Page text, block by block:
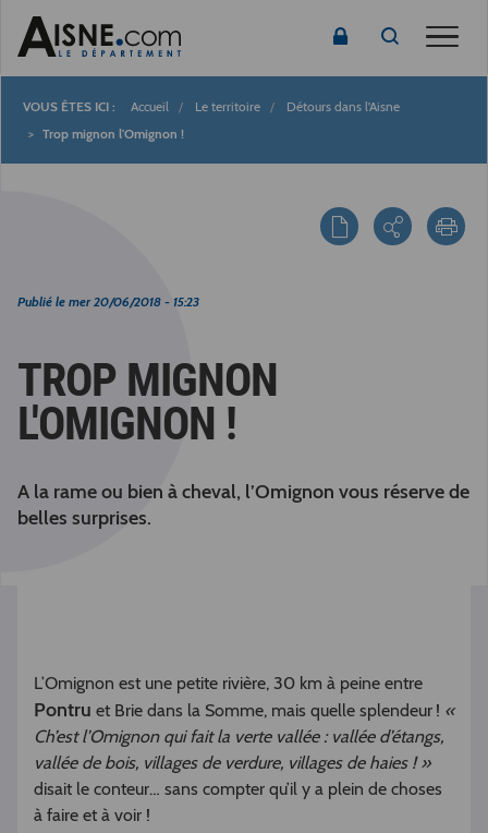
Fil
Accueil Le territoire
Détours dans l'Aisne
Trop mignon l'Omignon !
Publié le mer 20/06/2018 - 15:23
TROP MIGNON
L'OMIGNON !
A la rame ou bien à cheval, l’Omignon vous réserve de
belles surprises.
L’Omignon est une petite rivière, 30 km à peine entre
Pontru et Brie dans la Somme, mais quelle splendeur ! «
Ch’est l’Omignon qui fait la verte vallée : vallée d’étangs,
vallée de bois, villages de verdure, villages de haies ! »
disait le conteur… sans compter qu’il y a plein de choses
à faire et à voir !